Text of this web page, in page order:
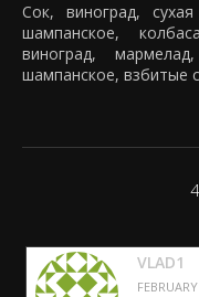
Сок, виноград, сухая рыба, сухая рыба, памело, сок,
шампанское,
виноград,
шампанское, взбитые
VLAD1